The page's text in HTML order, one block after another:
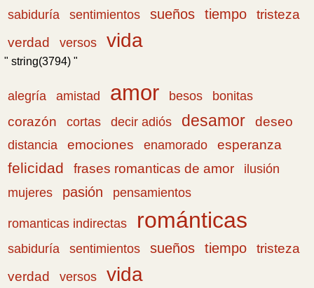
sabiduría sentimientos sueños tiempo
tristeza
verdad
versos vida
" string(3794) "
alegría amistad amor besos
bonitas
corazón
cortas decir adiós desamor deseo
distancia emociones enamorado esperanza
felicidad frases romanticas de amor
ilusión
mujeres
pasión pensamientos
romanticas indirectas románticas
sabiduría sentimientos sueños tiempo
tristeza
verdad
versos vida